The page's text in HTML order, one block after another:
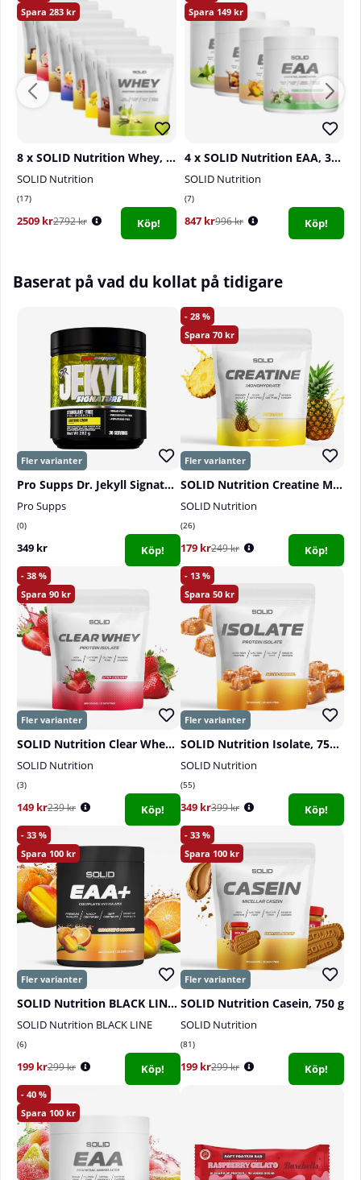
283
8 x SOLID Nutrition Whey, 750 g
SOLID Nutrition
17
2509 kr2792 kr Köp!
149
4 x SOLID Nutrition EAA, 300 g
SOLID Nutrition
7
847 kr996 kr Köp!
Baserat på vad du kollat på tidigare
Pro Supps Dr. Jekyll Signature, 30 serv.
Pro Supps
0
349 kr Köp!
28
70
SOLID Nutrition Creatine Monohydrate, 400 g
SOLID Nutrition
26
179 kr249 kr Köp!
38
90
SOLID Nutrition Clear Whey, 300 g
SOLID Nutrition
3
149 kr239 kr Köp!
13
50
SOLID Nutrition Isolate, 750 g
SOLID Nutrition
55
349 kr399 kr Köp!
33
100
SOLID Nutrition BLACK LINE EAA+, 440 g
SOLID Nutrition BLACK LINE
6
199 kr299 kr Köp!
33
100
SOLID Nutrition Casein, 750 g
SOLID Nutrition
81
199 kr299 kr Köp!
40
100